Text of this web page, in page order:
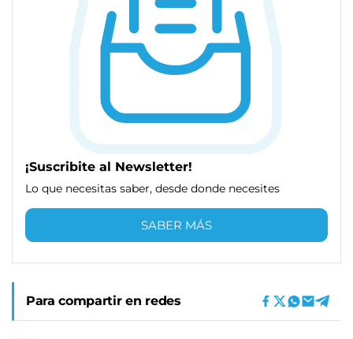
¡Suscribite al Newsletter!
Lo que necesitas saber, desde donde necesites
SABER MÁS
Para compartir en redes